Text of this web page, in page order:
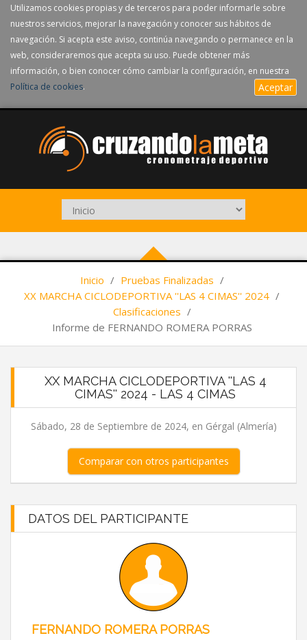
Utilizamos cookies propias y de terceros para poder informarle sobre
nuestros servicios, mejorar la navegación y conocer sus hábitos de
navegación. Si acepta este aviso, continúa navegando o permanece en la
web, consideraremos que acepta su uso. Puede obtener más
información, o bien conocer cómo cambiar la configuración, en nuestra
Política de cookies. Aceptar
Inicio / Pruebas Finalizadas /
XX MARCHA CICLODEPORTIVA ''LAS 4 CIMAS'' 2024 /
Clasificaciones /
Informe de FERNANDO ROMERA PORRAS
XX MARCHA CICLODEPORTIVA ''LAS 4
CIMAS'' 2024 - LAS 4 CIMAS
Sábado, 28 de Septiembre de 2024, en Gérgal (Almería)
Comparar con otros participantes
DATOS DEL PARTICIPANTE
FERNANDO ROMERA PORRAS